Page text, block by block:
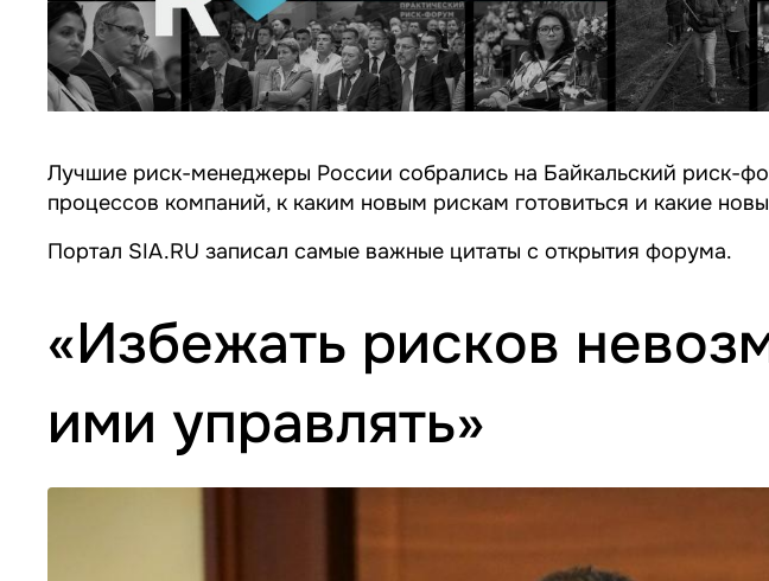
Лучшие риск-менеджеры России собрались на Байкальский риск-
процессов компаний, к каким новым рискам готовиться и какие
Портал SIA.RU записал самые важные цитаты с открытия форума.
«Избежать рисков
ими управлять»